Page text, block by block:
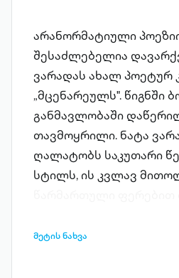
არანორმატიული
შესაძლებელია
ვარადას ახალ პოეტურ
„მცენარეულს".
განმავლობაში
თავმოყრილი. ნატა
ღალატობს საკუთარი
სტილს, ის კვლავ
აღწერს პოეტური ენით
მეტის ნახვა